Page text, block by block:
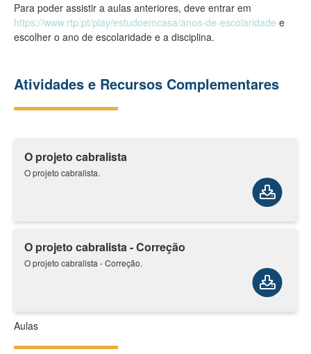
Para poder assistir a aulas anteriores, deve entrar em
https://www.rtp.pt/play/estudoemcasa/anos-de-escolaridade e
escolher o ano de escolaridade e a disciplina.
Atividades e Recursos Complementares
O projeto cabralista
O projeto cabralista.
O projeto cabralista - Correção
O projeto cabralista - Correção.
Aulas